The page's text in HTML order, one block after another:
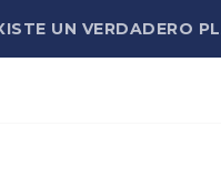
UN VERDADERO